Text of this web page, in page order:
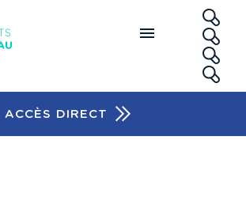
ACCÈS DIRECT